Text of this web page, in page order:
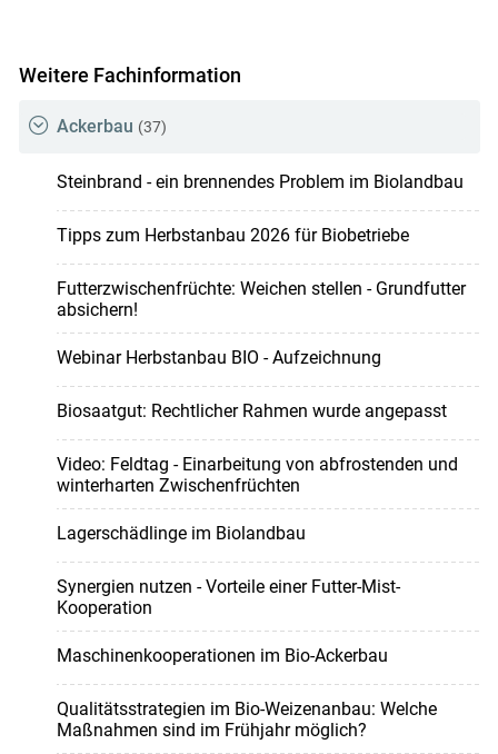
Weitere Fachinformation
Ackerbau (37)
Steinbrand - ein brennendes Problem im Biolandbau
Tipps zum Herbstanbau 2026 für Biobetriebe
Futterzwischenfrüchte: Weichen stellen - Grundfutter
absichern!
Webinar Herbstanbau BIO - Aufzeichnung
Biosaatgut: Rechtlicher Rahmen wurde angepasst
Video: Feldtag - Einarbeitung von abfrostenden und
winterharten Zwischenfrüchten
Lagerschädlinge im Biolandbau
Synergien nutzen - Vorteile einer Futter-Mist-
Kooperation
Maschinenkooperationen im Bio-Ackerbau
Qualitätsstrategien im Bio-Weizenanbau: Welche
Maßnahmen sind im Frühjahr möglich?